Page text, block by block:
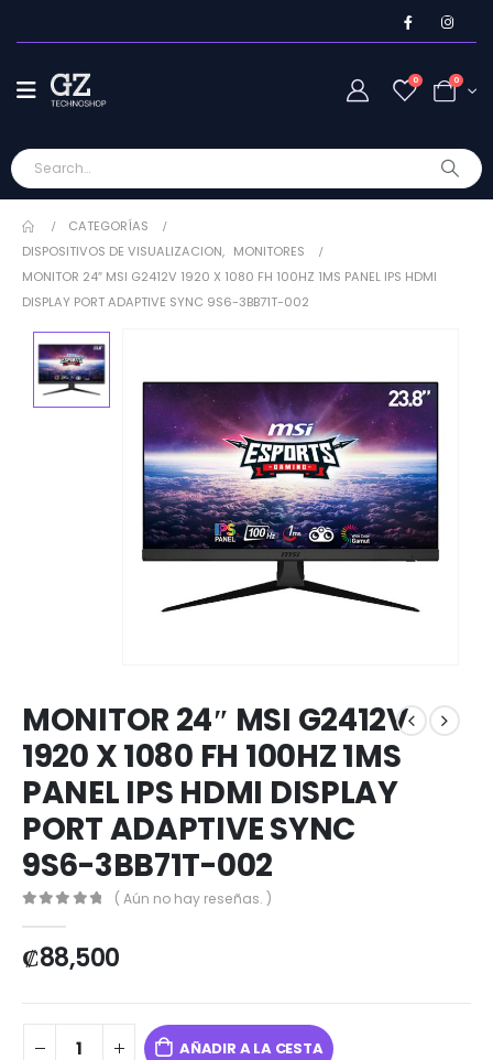
0 0
CATEGORÍAS
DISPOSITIVOS DE VISUALIZACION, MONITORES
MONITOR 24″ MSI G2412V 1920 X 1080 FH 100HZ 1MS PANEL IPS HDMI
DISPLAY PORT ADAPTIVE SYNC 9S6-3BB71T-002
MONITOR 24″ MSI G2412V
1920 X 1080 FH 100HZ 1MS
PANEL IPS HDMI DISPLAY
PORT ADAPTIVE SYNC
9S6-3BB71T-002
( Aún no hay reseñas. )
₡88,500
AÑADIR A LA CESTA